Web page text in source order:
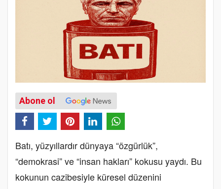
Abone ol
Batı, yüzyıllardır dünyaya “özgürlük”,
“demokrasi” ve “insan hakları” kokusu yaydı. Bu
kokunun cazibesiyle küresel düzenini